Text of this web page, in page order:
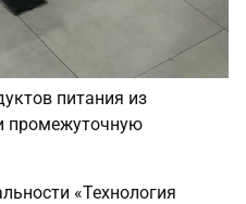
питания из
промежуточную
«Технология